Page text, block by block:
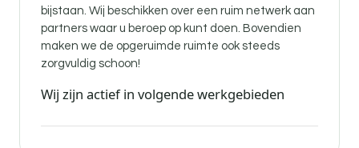
bijstaan. Wij beschikken over een ruim netwerk aan
partners waar u beroep op kunt doen. Bovendien
maken we de opgeruimde ruimte ook steeds
zorgvuldig schoon!
Wij zijn actief in volgende werkgebieden